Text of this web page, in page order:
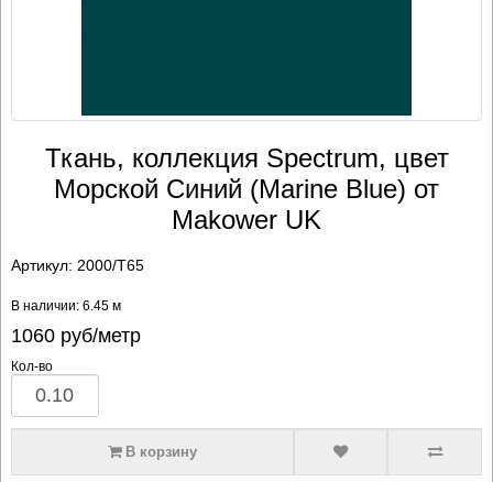
Ткань, коллекция Spectrum, цвет
Морской Синий (Marine Blue) от
Makower UK
Артикул: 2000/T65
В наличии: 6.45 м
1060руб/метр
Кол-во
В корзину